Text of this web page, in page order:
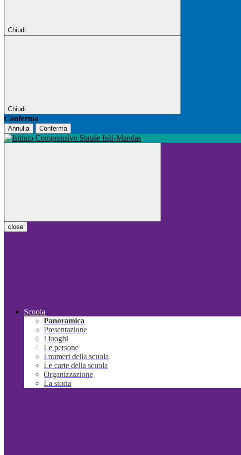
Chiudi
Chiudi
Conferma
Annulla Conferma
close
Scuola
Panoramica
Presentazione
I luoghi
Le persone
I numeri della scuola
Le carte della scuola
Organizzazione
La storia